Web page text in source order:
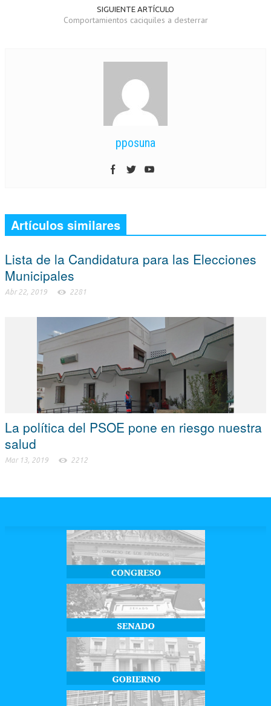
SIGUIENTE ARTÍCULO
Comportamientos caciquiles a desterrar
pposuna
Artículos similares
Lista de la Candidatura para las Elecciones
Municipales
Abr 22, 2019 2281
La política del PSOE pone en riesgo nuestra
salud
Mar 13, 2019 2212